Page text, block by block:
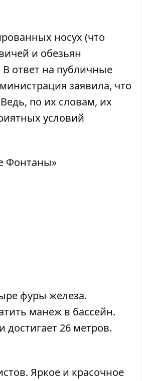
носух (что
и обезьян
ответ на публичные
заявила, что
по их словам, их
условий
фуры железа.
манеж в бассейн.
достигает 26 метров.
Яркое и красочное